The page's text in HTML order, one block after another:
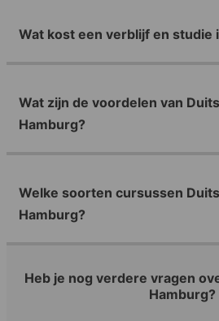
Wat kost een verblijf en studie
Wat zijn de voordelen van
Hamburg?
Welke soorten cursussen
Hamburg?
Heb je nog verdere vragen
Hamburg?